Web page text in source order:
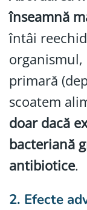
înseamnă
întâi
primară
scoatem
doar dacă
bacteriană
antibiotice.
2. Efecte